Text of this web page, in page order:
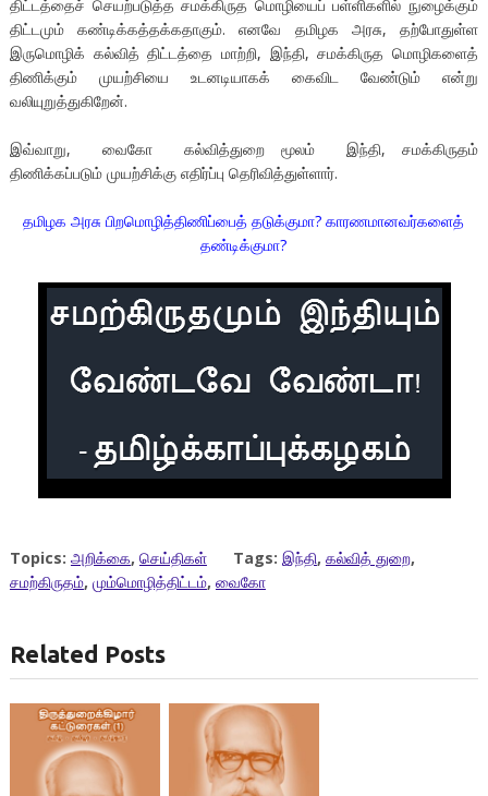
திட்டத்தைச் செயற்படுத்த சமக்கிருத மொழியைப் பள்ளிகளில் நுழைக்கும்
திட்டமும் கண்டிக்கத்தக்கதாகும். எனவே தமிழக அரசு, தற்போதுள்ள
இருமொழிக் கல்வித் திட்டத்தை மாற்றி, இந்தி, சமக்கிருத மொழிகளைத்
திணிக்கும் முயற்சியை உடனடியாகக் கைவிட வேண்டும் என்று
வலியுறுத்துகிறேன்.
இவ்வாறு, வைகோ கல்வித்துறை மூலம் இந்தி, சமக்கிருதம்
திணிக்கப்படும் முயற்சிக்கு எதிர்ப்பு தெரிவித்துள்ளார்.
தமிழக அரசு பிறமொழித்திணிப்பைத் தடுக்குமா? காரணமானவர்களைத்
தண்டிக்குமா?
Topics: அறிக்கை, செய்திகள் Tags: இந்தி, கல்வித் துறை,
சமற்கிருதம், மும்மொழித்திட்டம், வைகோ
Related Posts